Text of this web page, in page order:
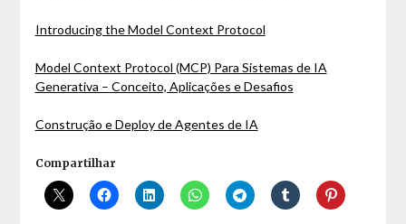
Introducing the Model Context Protocol
Model Context Protocol (MCP) Para Sistemas de IA
Generativa – Conceito, Aplicações e Desafios
Construção e Deploy de Agentes de IA
Compartilhar